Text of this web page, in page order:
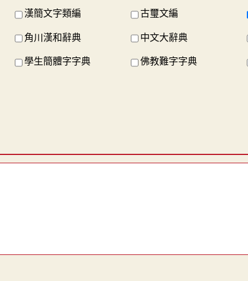
漢簡文字類編 古璽文編
角川漢和辭典 中文大辭典
學生簡體字字典 佛教難字字典